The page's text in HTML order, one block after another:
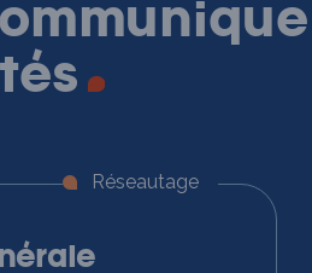
Réseautage